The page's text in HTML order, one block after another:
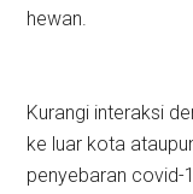
hewan.
Kurangi interaksi
ke luar kota
penyebaran covid-